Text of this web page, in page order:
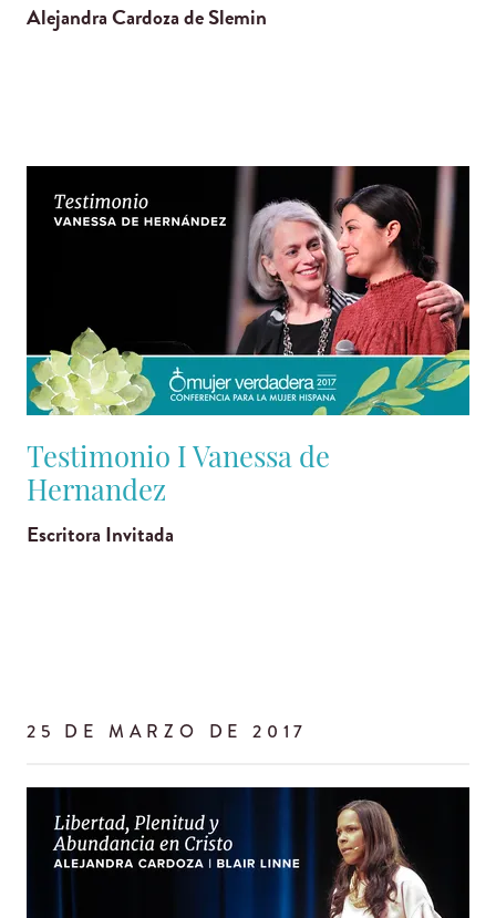
Alejandra Cardoza de Slemin
Testimonio I Vanessa de
Hernandez
Escritora Invitada
25 DE MARZO DE 2017